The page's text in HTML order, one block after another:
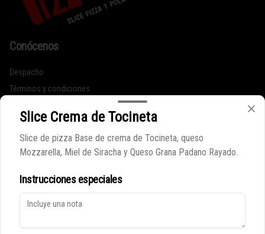
Conócenos
Despacho
Términos y condiciones
Redes sociales
Instagram
Mi cuenta
Iniciar sesión
Slice Crema de Tocineta
Slice de pizza Base de crema de Tocineta, queso
Mozzarella, Miel de Siracha y Queso Grana Padano Rayado.
Instrucciones especiales